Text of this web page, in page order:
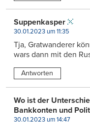
Suppenkasper
30.01.2023 um 11:35
Tja, Gratwanderer
wars dann mit den
Antworten
Wo ist der
Bankkonten und
30.01.2023 um 14:47